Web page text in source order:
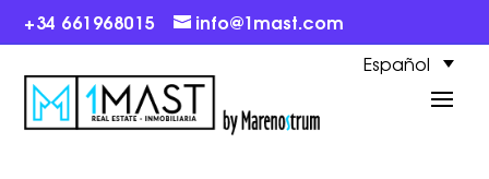
+34 661968015 info@1mast.com
Español